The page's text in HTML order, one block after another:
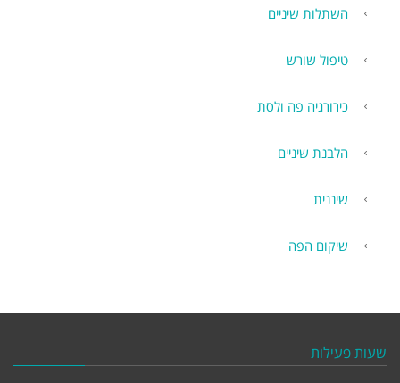
השתלות שיניים
טיפול שורש
כירורגיה פה ולסת
הלבנת שיניים
שיננית
שיקום הפה
שעות פעילות